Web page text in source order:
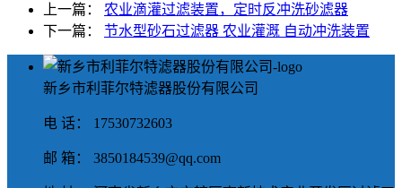
上一篇： 农业滴灌过滤装置，定时反冲洗砂滤器
下一篇： 节水型砂石过滤器 农业灌溉 自动冲洗装置
新乡市利菲尔特滤器股份有限公司
电 话： 17530732603
邮 箱： 3850184539@qq.com